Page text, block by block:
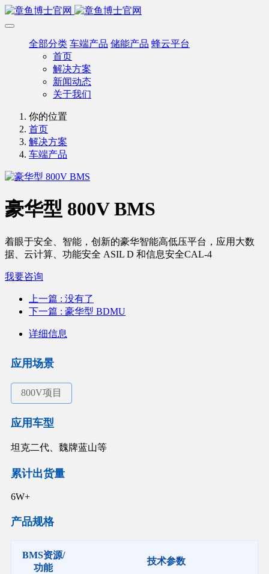
全部分类 车端产品 储能产品 蜂云平台
首页
解决方案
新闻动态
关于我们
你的位置
首页
解决方案
车端产品
豪华型 800V BMS
着眼于安全、智能，创新的豪华智能高低压平台，应用大数
据、云计算、功能安全 ASIL D 和信息安全CAL-4
我要咨询
上一篇 : 没有了
下一篇 : 豪华型 BDMU
详细信息
应用场景
800V项目
应用车型
坦克二代、魏牌蓝山等
累计出货量
6W+
产品规格
BMS资源/
功能
技术参数